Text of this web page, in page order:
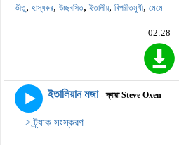
ভীতু, হাস্যকর, উচ্ছ্বসিত, ইতালীয়, বিপরীতমুখী, মেমে
02:28
ইতালিয়ান মজা - দ্বারা Steve Oxen
> ট্র্যাক সংস্করণ